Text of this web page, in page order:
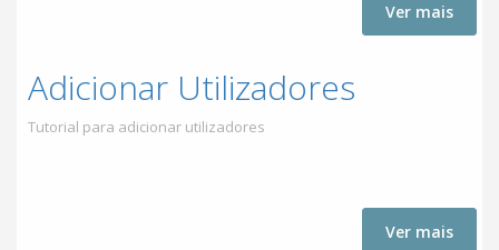
Ver mais
Adicionar Utilizadores
Tutorial para adicionar utilizadores
Ver mais